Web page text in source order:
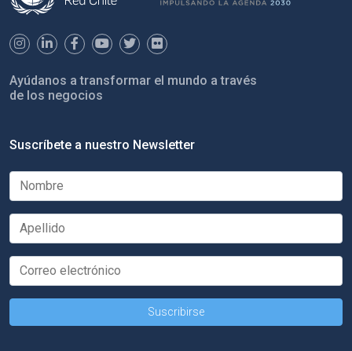
Ayúdanos a transformar el mundo a través
de los negocios
Suscríbete a nuestro Newsletter